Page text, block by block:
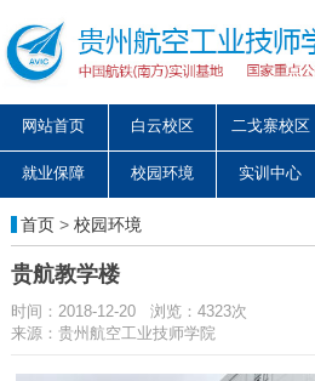
网站首页 白云校区 二戈寨校区
就业保障 校园环境 实训中心
首页> 校园环境
贵航教学楼
时间：2018-12-20 浏览：4323次
来源：贵州航空工业技师学院